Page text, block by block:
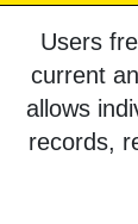
Users
current
allows
records,